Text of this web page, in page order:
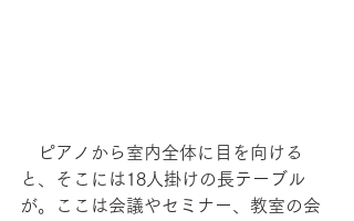
ピアノから室内全体に目を向ける
と、そこには18人掛けの長テーブル
が。ここは会議やセミナー、教室の会